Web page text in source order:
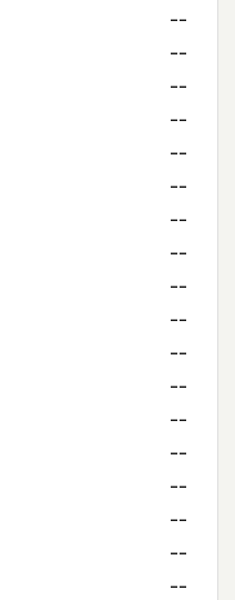
--
--
--
--
--
--
--
--
--
--
--
--
--
--
--
--
--
--